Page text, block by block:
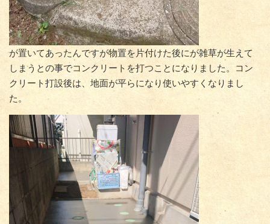
が置いてあったんですが物置を片付けた後にが雑草が生えて
しまうとの事でコンクリートを打つことになりました。コン
クリート打設後は、地面が平らになり使いやすくなりまし
た。